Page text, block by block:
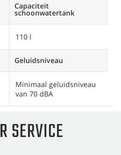
Capaciteit
schoonwatertank
110 l
Geluidsniveau
Minimaal geluidsniveau
van 70 dBA
SERVICE